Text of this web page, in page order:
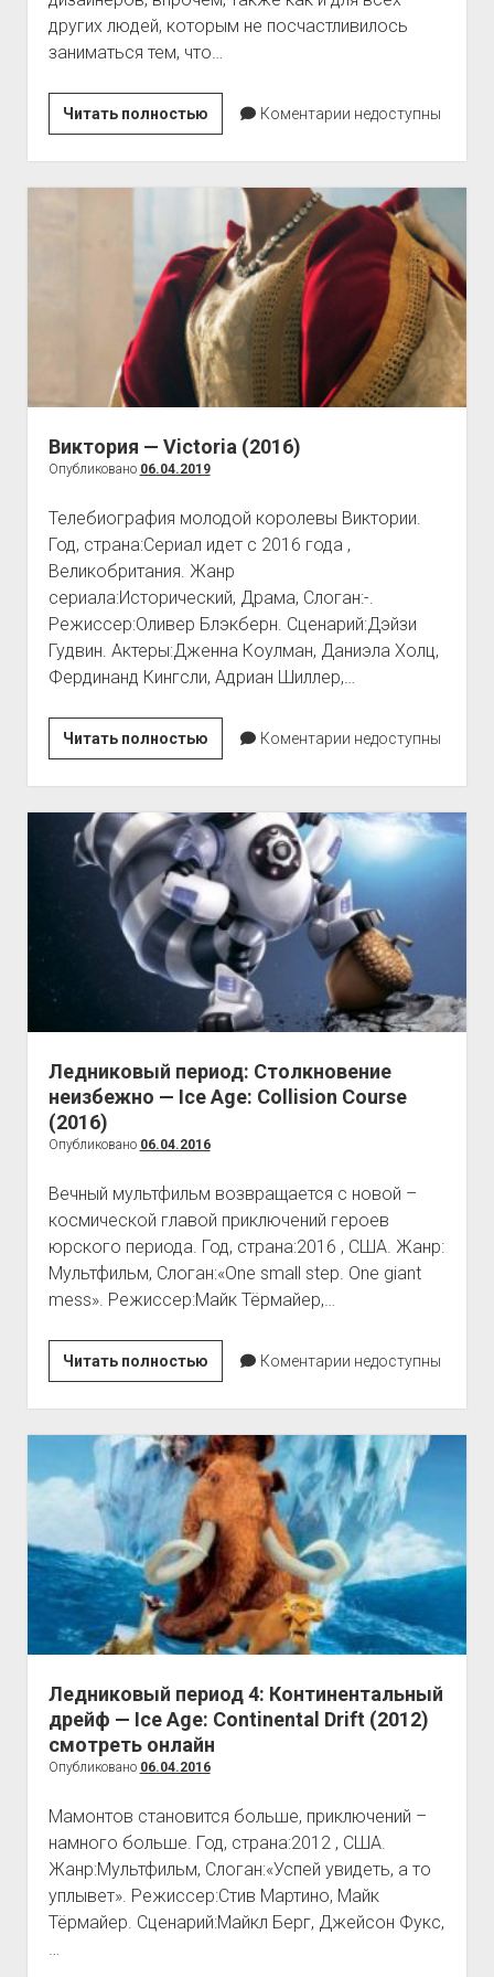
других людей, которым не посчастливилось
заниматься тем, что…
Читать полностьюИстория
развития
бренда
Philipp
Plein
Коментарии недоступны
Виктория — Victoria (2016)
Опубликовано 06.04.2019
Телебиография молодой королевы Виктории.
Год, страна:Сериал идет с 2016 года ,
Великобритания. Жанр
сериала:Исторический, Драма, Слоган:-.
Режиссер:Оливер Блэкберн. Сценарий:Дэйзи
Гудвин. Актеры:Дженна Коулман, Даниэла Холц,
Фердинанд Кингсли, Адриан Шиллер,…
Читать полностьюВиктория
—
Victoria
(2016)
Коментарии недоступны
Ледниковый период: Столкновение
неизбежно — Ice Age: Collision Course
(2016)
Опубликовано 06.04.2016
Вечный мультфильм возвращается с новой –
космической главой приключений героев
юрского периода. Год, страна:2016 , США. Жанр:
Мультфильм, Слоган:«One small step. One giant
mess». Режиссер:Майк Тёрмайер,…
Читать полностьюЛедниковый
период:
Столкновение
неизбежно
—
Ice
Age:
Collision
Course
(2016)
Коментарии недоступны
Ледниковый период 4: Континентальный
дрейф — Ice Age: Continental Drift (2012)
смотреть онлайн
Опубликовано 06.04.2016
Мамонтов становится больше, приключений –
намного больше. Год, страна:2012 , США.
Жанр:Мультфильм, Слоган:«Успей увидеть, а то
уплывет». Режиссер:Стив Мартино, Майк
Тёрмайер. Сценарий:Майкл Берг, Джейсон Фукс,
…